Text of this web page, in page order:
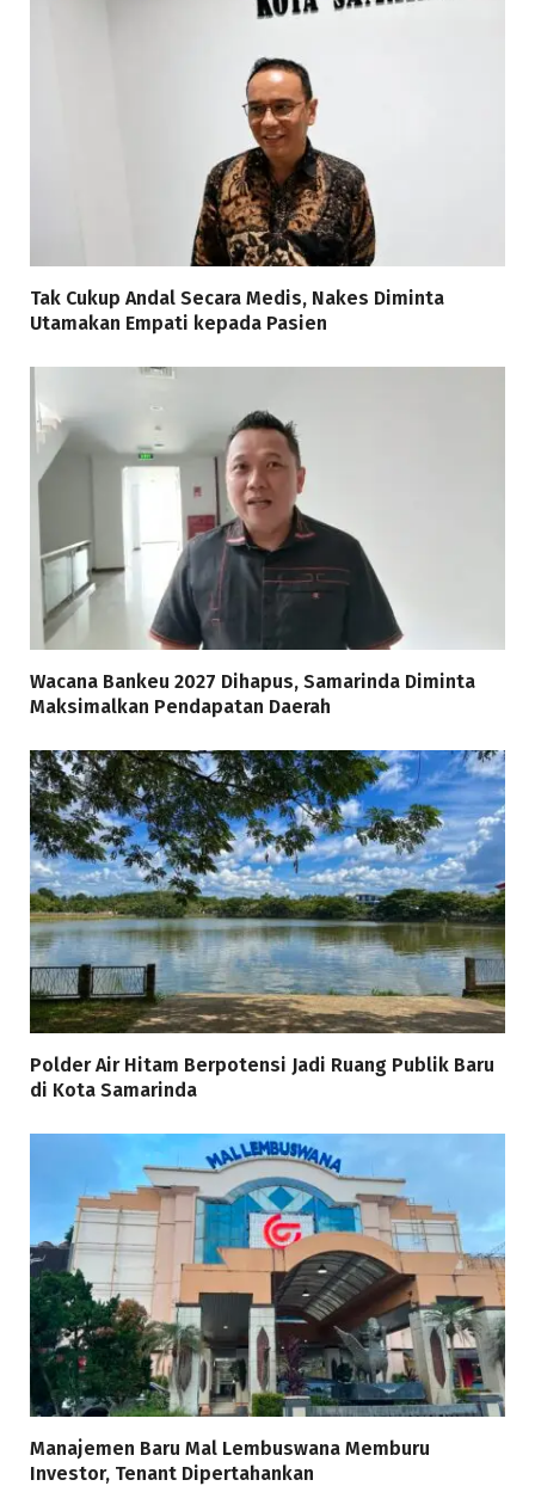
Tak Cukup Andal Secara Medis, Nakes Diminta
Utamakan Empati kepada Pasien
Wacana Bankeu 2027 Dihapus, Samarinda Diminta
Maksimalkan Pendapatan Daerah
Polder Air Hitam Berpotensi Jadi Ruang Publik Baru
di Kota Samarinda
Manajemen Baru Mal Lembuswana Memburu
Investor, Tenant Dipertahankan